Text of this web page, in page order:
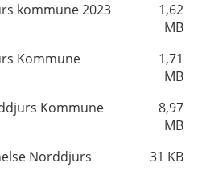
kommune 2023
1,62
MB
Kommune
1,71
MB
Kommune
8,97
MB
Norddjurs
31 KB